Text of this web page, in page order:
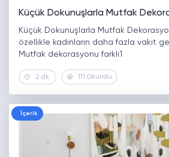
Küçük Dokunuşlarla Mutfak
Küçük Dokunuşlarla Mutfak
özellikle kadınların daha fazla vakit
Mutfak dekorasyonu farklı1
2 dk. 111 Okundu
İçerik